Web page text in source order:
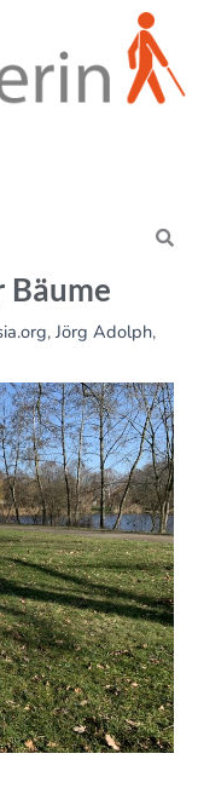
Search
Bäume
, Jörg Adolph,